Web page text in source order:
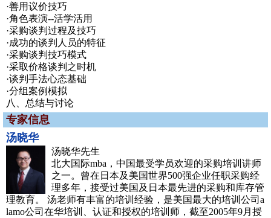
·善用议价技巧
·角色表演--活学活用
·采购谈判过程及技巧
·成功的谈判人员的特征
·采购谈判技巧模式
·采取价格谈判之时机
·谈判手法心态基础
·分组案例模拟
八、总结与讨论
专家信息
汤晓华
汤晓华先生
北大国际mba，中国最受学员欢迎的采购培训讲师
之一。曾在日本及美国世界500强企业任职采购经
理多年，接受过美国及日本最先进的采购和库存管
理教育。 汤老师有丰富的培训经验，是美国最大的培训公司a
lamo公司在华培训、认证和授权的培训师，截至2005年9月授